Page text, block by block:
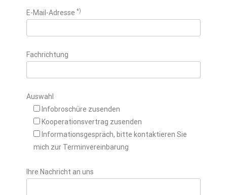
E-Mail-Adresse *)
Fachrichtung
Auswahl
Infobroschüre zusenden
Kooperationsvertrag zusenden
Informationsgespräch, bitte kontaktieren Sie
mich zur Terminvereinbarung
Ihre Nachricht an uns